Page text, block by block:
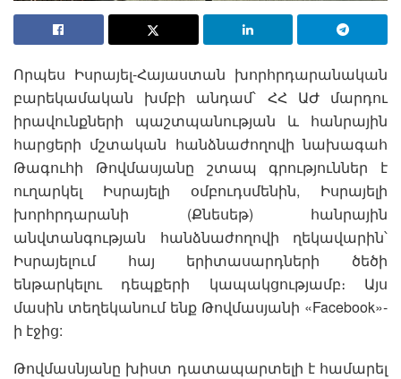
Որպես Իսրայել-Հայաստան խորհրդարանական
բարեկամական խմբի անդամ՝ ՀՀ ԱԺ մարդու
իրավունքների պաշտպանության և հանրային
հարցերի մշտական հանձնաժողովի նախագահ
Թագուհի Թովմասյանը շտապ գրություններ է
ուղարկել Իսրայելի օմբուդսմենին, Իսրայելի
խորհրդարանի (Քնեսեթ) հանրային
անվտանգության հանձնաժողովի ղեկավարին՝
Իսրայելում հայ երիտասարդների ծեծի
ենթարկելու դեպքերի կապակցությամբ։ Այս
մասին տեղեկանում ենք Թովմասյանի «Facebook»-
ի էջից:
Թովմասնյանը խիստ դատապարտելի է համարել